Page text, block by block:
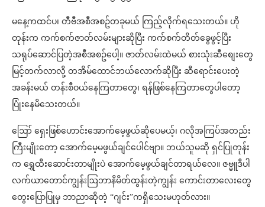
မနေ့ကထင်ပ၊ တီဗီအစီအစဥ်တခုမယ် ကြည့်လိုက်ရသေးတယ်။ ဟို
တုန်းက ကက်စက်ဇာတ်လမ်းများဆိုပြီး ကက်စက်တိတ်ခွေဖွင့်ပြီး
သရုပ်ဆောင်ပြတဲ့အစီအစဥ်ပေါ့။ ဇာတ်လမ်းထဲမယ် စားသုံးဆီစျေးတွေ
မြင့်တက်လာလို့ တအိမ်ထောင်ဘယ်လောက်ဆိုပြီး ဆီရောင်းပေးတဲ့
အခန်းမယ် တန်းစီဝယ်နေကြတာတွေ၊ ရန်ဖြစ်နေကြတာတွေပါတော့
ပြုံးနေမိသေးတယ်။
ဪ ရှေးဖြစ်ဟောင်းအောက်မေ့ဖွယ်ဆိုပေမယ့်၊ ဂလိုအကြပ်အတည်း
ကြီးမျိုးတော့ အောက်မေ့မဖွယ်ချင်ပေါင်ဗျာ။ ဘယ်သူမဆို ရှင်ပြုတုန်း
က ရွှေထီးဆောင်းတာမျိုးပဲ အောက်မေ့ဖွယ်ချင်တာရယ်လေ။ ဇဗ္မူဒီပါ
လက်ယာတောင်ကျွန်းဩဘာနိမိတ်ထွန်းတဲ့ကျွန်း ကောင်းတာလေးတွေ
တွေးပြောပြုမှ ဘာညာဆိုတဲ့ “ဂျင်း”ကရှိသေးမဟုတ်လား။